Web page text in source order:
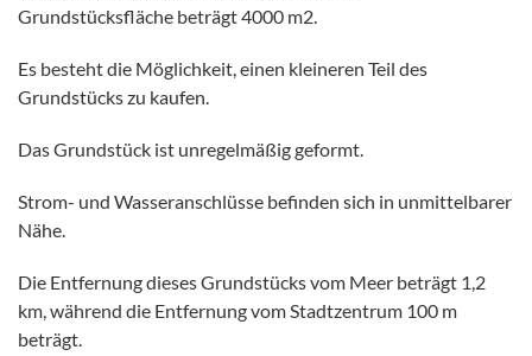
Grundstücksfläche beträgt 4000 m2.
Es besteht die Möglichkeit, einen kleineren Teil des
Grundstücks zu kaufen.
Das Grundstück ist unregelmäßig geformt.
Strom- und Wasseranschlüsse befinden sich in unmittelbarer
Nähe.
Die Entfernung dieses Grundstücks vom Meer beträgt 1,2
km, während die Entfernung vom Stadtzentrum 100 m
beträgt.